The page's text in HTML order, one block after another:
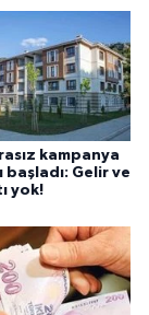
kampanya
başladı: Gelir ve
yok!